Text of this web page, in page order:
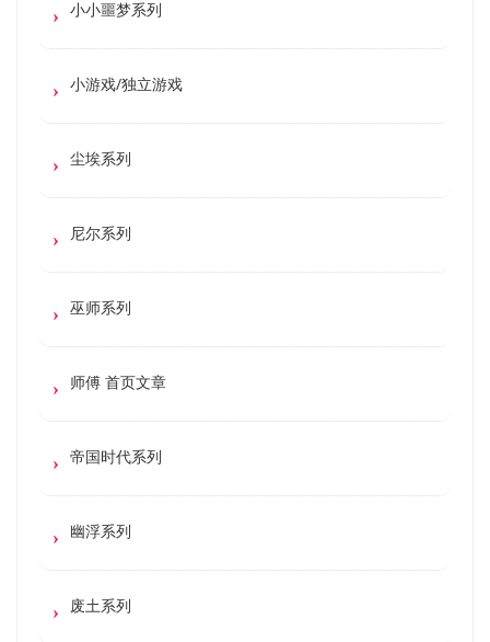
小小噩梦系列
小游戏/独立游戏
尘埃系列
尼尔系列
巫师系列
师傅 首页文章
帝国时代系列
幽浮系列
废土系列